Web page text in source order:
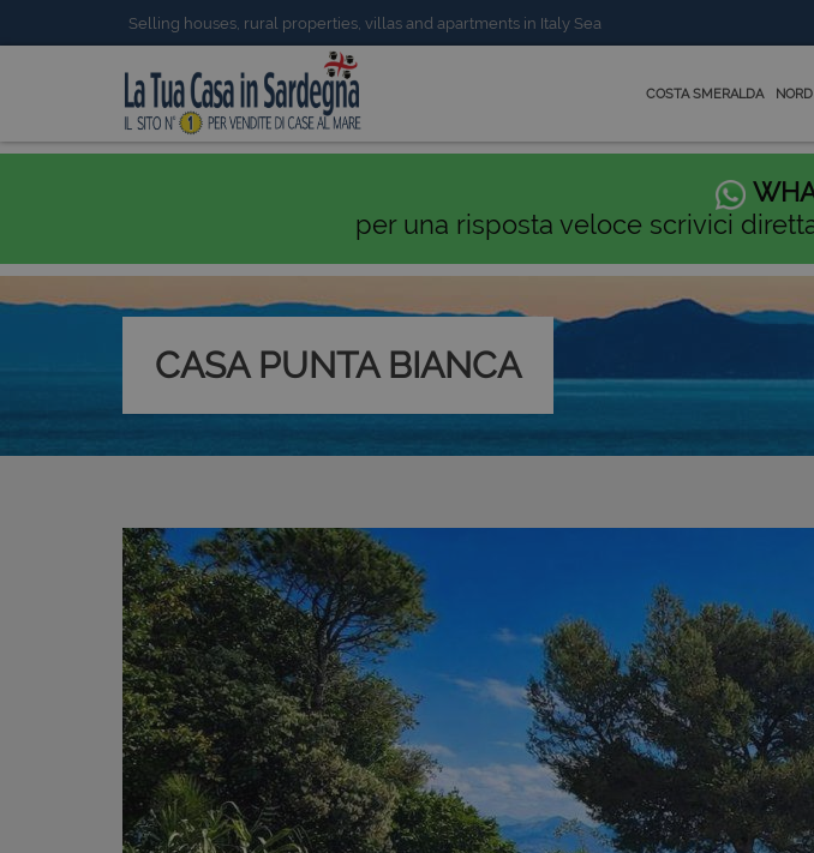
Selling houses, rural properties, villas and apartments in Italy Sea
COSTA SMERALDA
per una risposta veloce scrivici
CASA PUNTA BIANCA